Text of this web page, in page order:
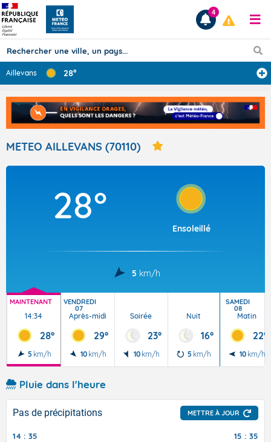
Prévisions
TOUS LES RÉSULTATS
Articles
4
Aillevans 28°
METEO AILLEVANS (70110)
28°
Ensoleillé
5 km/h
MAINTENANT
14:34
28°
5 km/h
VENDREDI
07
Après-midi
29°
10 km/h
Soirée
23°
10 km/h
Nuit
16°
5 km/h
SAMEDI
08
Matin
22°
10 km/h
Pluie dans l'heure
Pas de précipitations METTRE À JOUR
14 : 35 15 : 35